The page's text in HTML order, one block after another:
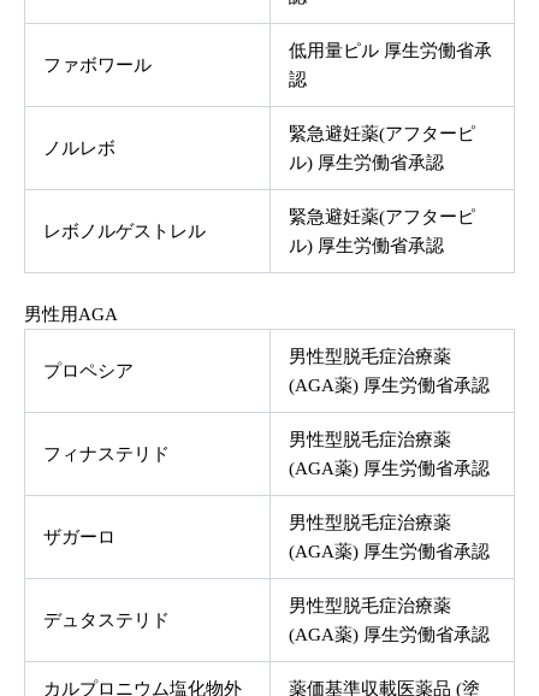
ファボワール
低用量ピル 厚生労働省承
認
ノルレボ
緊急避妊薬(アフターピ
ル) 厚生労働省承認
レボノルゲストレル
緊急避妊薬(アフターピ
ル) 厚生労働省承認
男性用AGA
プロペシア
男性型脱毛症治療薬
(AGA薬) 厚生労働省承認
フィナステリド
男性型脱毛症治療薬
(AGA薬) 厚生労働省承認
ザガーロ
男性型脱毛症治療薬
(AGA薬) 厚生労働省承認
デュタステリド
男性型脱毛症治療薬
(AGA薬) 厚生労働省承認
カルプロニウム塩化物外
薬価基準収載医薬品 (塗